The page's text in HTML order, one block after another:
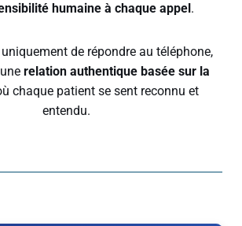
humaine à chaque appel.
uniquement de répondre au téléphone,
relation authentique basée sur la
chaque patient se sent reconnu et
entendu.